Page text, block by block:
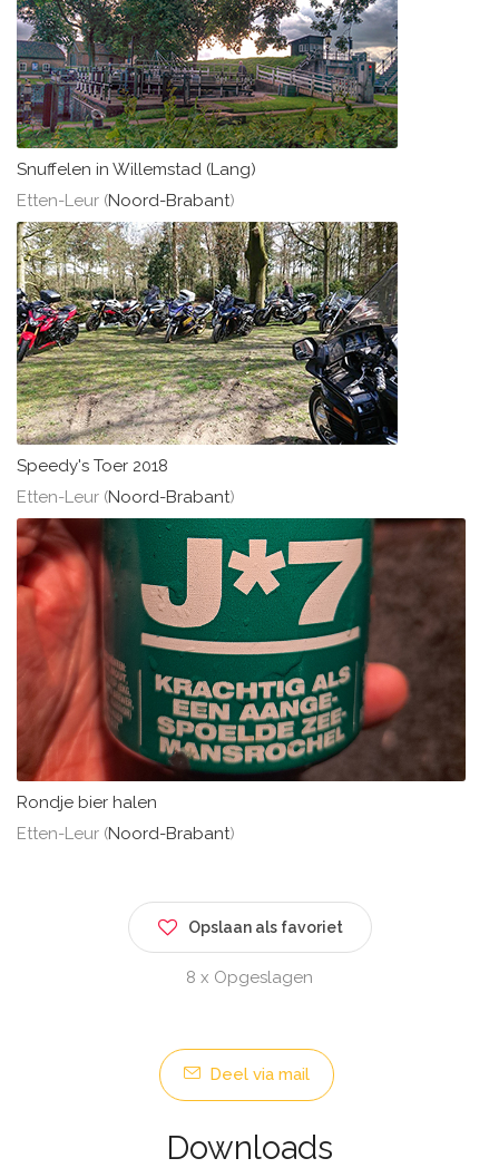
Snuffelen in Willemstad (Lang)
Etten-Leur (Noord-Brabant)
Speedy's Toer 2018
Etten-Leur (Noord-Brabant)
Rondje bier halen
Etten-Leur (Noord-Brabant)
Opslaan als favoriet
8 x Opgeslagen
Deel via mail
Downloads